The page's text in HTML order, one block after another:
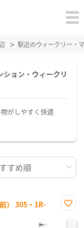
駅近のウィークリー・
ョン・ウィークリ
がしやすく快適
） 305・1R-
に入